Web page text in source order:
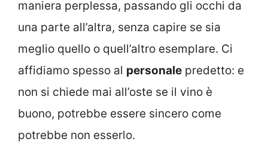
maniera perplessa, passando gli occhi da
una parte all’altra, senza capire se sia
meglio quello o quell’altro esemplare. Ci
affidiamo spesso al personale predetto: e
non si chiede mai all’oste se il vino è
buono, potrebbe essere sincero come
potrebbe non esserlo.